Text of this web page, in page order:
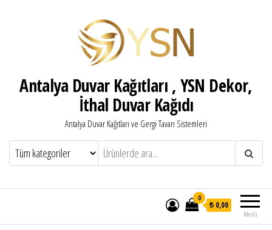
Antalya Duvar Kağıtları , YSN Dekor,
İthal Duvar Kağıdı
Antalya Duvar Kağıtları ve Gergi Tavan Sistemleri
Menü
0
₺ 0,00